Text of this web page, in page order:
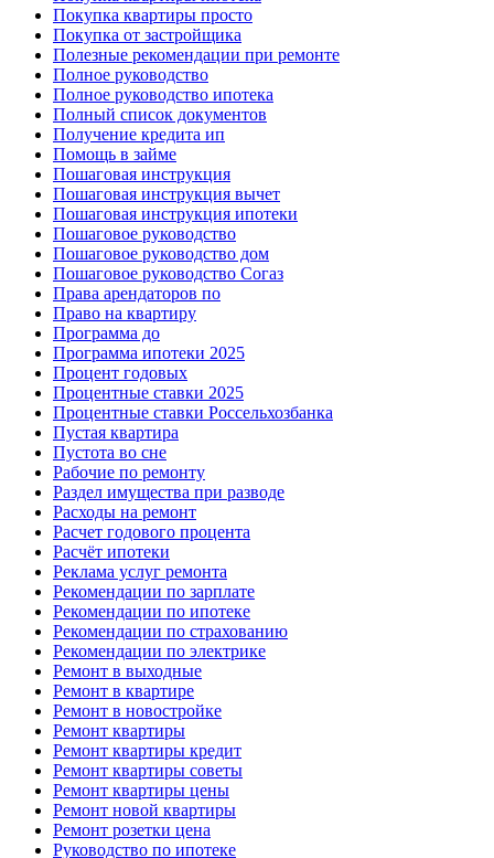
Покупка квартиры просто
Покупка от застройщика
Полезные рекомендации при ремонте
Полное руководство
Полное руководство ипотека
Полный список документов
Получение кредита ип
Помощь в займе
Пошаговая инструкция
Пошаговая инструкция вычет
Пошаговая инструкция ипотеки
Пошаговое руководство
Пошаговое руководство дом
Пошаговое руководство Согаз
Права арендаторов по
Право на квартиру
Программа до
Программа ипотеки 2025
Процент годовых
Процентные ставки 2025
Процентные ставки Россельхозбанка
Пустая квартира
Пустота во сне
Рабочие по ремонту
Раздел имущества при разводе
Расходы на ремонт
Расчет годового процента
Расчёт ипотеки
Реклама услуг ремонта
Рекомендации по зарплате
Рекомендации по ипотеке
Рекомендации по страхованию
Рекомендации по электрике
Ремонт в выходные
Ремонт в квартире
Ремонт в новостройке
Ремонт квартиры
Ремонт квартиры кредит
Ремонт квартиры советы
Ремонт квартиры цены
Ремонт новой квартиры
Ремонт розетки цена
Руководство по ипотеке